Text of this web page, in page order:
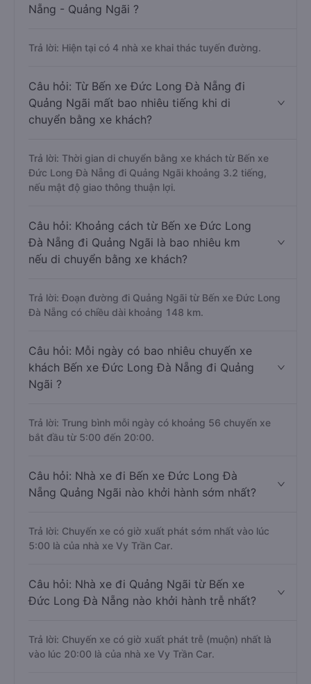
Nẵng - Quảng Ngãi ?
Trả lời: Hiện tại có 4 nhà xe khai thác tuyến đường.
Câu hỏi: Từ Bến xe Đức Long Đà Nẵng đi
Quảng Ngãi mất bao nhiêu tiếng khi di
chuyển bằng xe khách?
Trả lời: Thời gian di chuyển bằng xe khách từ Bến xe
Đức Long Đà Nẵng đi Quảng Ngãi khoảng 3.2 tiếng,
nếu mật độ giao thông thuận lợi.
Câu hỏi: Khoảng cách từ Bến xe Đức Long
Đà Nẵng đi Quảng Ngãi là bao nhiêu km
nếu di chuyển bằng xe khách?
Trả lời: Đoạn đường đi Quảng Ngãi từ Bến xe Đức Long
Đà Nẵng có chiều dài khoảng 148 km.
Câu hỏi: Mỗi ngày có bao nhiêu chuyến xe
khách Bến xe Đức Long Đà Nẵng đi Quảng
Ngãi ?
Trả lời: Trung bình mỗi ngày có khoảng 56 chuyến xe
bắt đầu từ 5:00 đến 20:00.
Câu hỏi: Nhà xe đi Bến xe Đức Long Đà
Nẵng Quảng Ngãi nào khởi hành sớm nhất?
Trả lời: Chuyến xe có giờ xuất phát sớm nhất vào lúc
5:00 là của nhà xe Vy Trần Car.
Câu hỏi: Nhà xe đi Quảng Ngãi từ Bến xe
Đức Long Đà Nẵng nào khởi hành trễ nhất?
Trả lời: Chuyến xe có giờ xuất phát trễ (muộn) nhất là
vào lúc 20:00 là của nhà xe Vy Trần Car.